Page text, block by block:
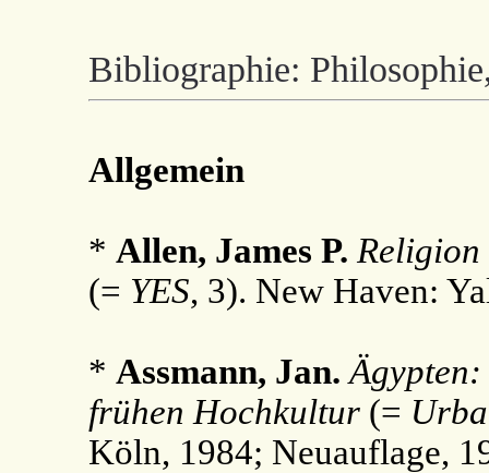
Bibliographie:
Allgemein
* Allen, James P. Religion
(= YES, 3). New Haven:
* Assmann, Jan.
frühen Hochkultur (=
Köln, 1984; Neuauflage,